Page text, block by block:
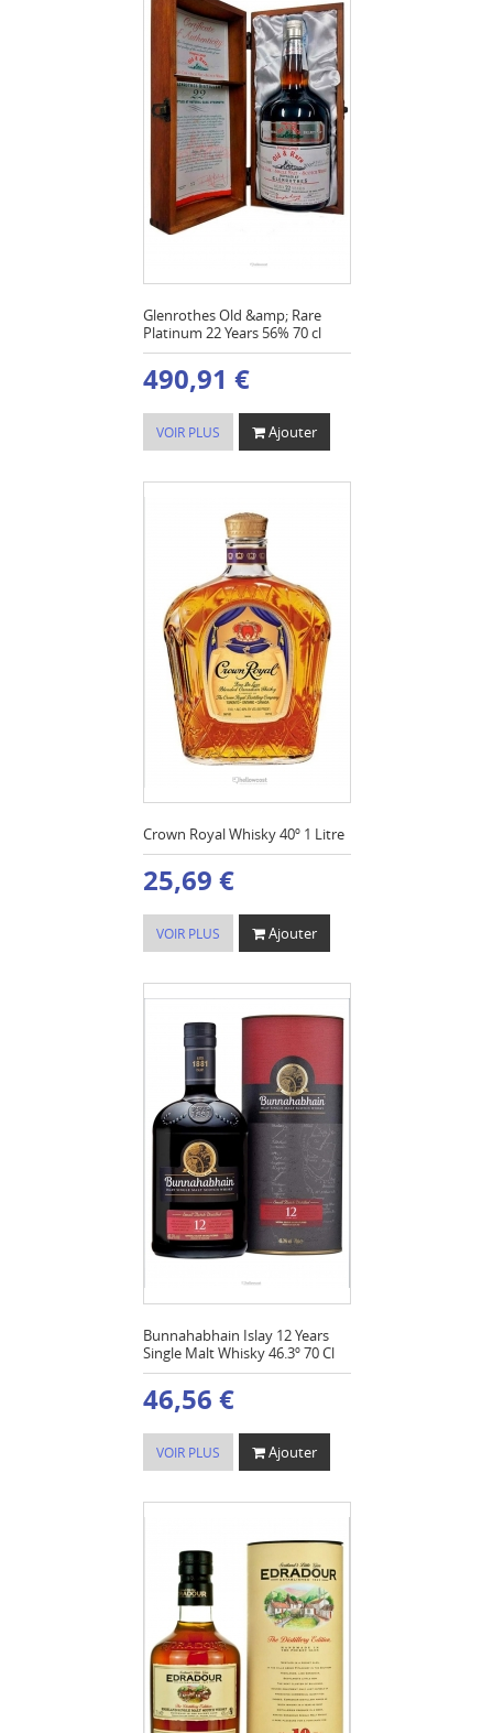
Glenrothes Old &amp; Rare
Platinum 22 Years 56% 70 cl
490,91 €
VOIR PLUS Ajouter
Crown Royal Whisky 40º 1 Litre
25,69 €
VOIR PLUS Ajouter
Bunnahabhain Islay 12 Years
Single Malt Whisky 46.3º 70 Cl
46,56 €
VOIR PLUS Ajouter